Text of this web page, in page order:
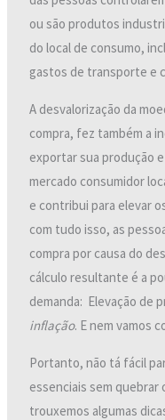
ou são produtos
do local de consumo,
gastos de transporte e
A desvalorização da
compra, fez também a
exportar sua produção
mercado consumidor
e contribui para elevar
com tudo isso, as
compra por causa do
cálculo resultante é a
demanda: Elevação de
inflação. E nem vamos
Portanto, não tá fácil
essenciais sem quebrar
trouxemos algumas